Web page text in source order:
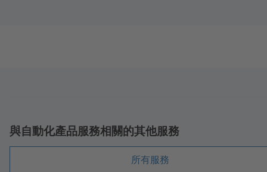
與自動化產品服務相關的其他服務
所有服務